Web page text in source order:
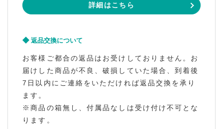
詳細はこちら
返品交換について
お客様ご都合の返品はお受けしておりません。お
届けした商品が不良、破損していた場合、到着後
7日以内にご連絡をいただければ返品交換を承り
ます。
※商品の箱無し、付属品なしは受け付け不可とな
ります。